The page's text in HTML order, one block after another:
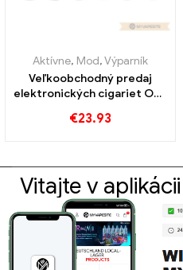
Aktívne, Mod,Výparník
Veľkoobchodný predaj
elektronických cigariet OBS
€23.93
Vitajte v